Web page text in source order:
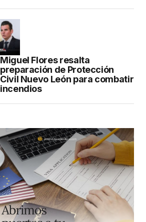
Miguel Flores resalta
preparación de Protección
Civil Nuevo León para combatir
incendios